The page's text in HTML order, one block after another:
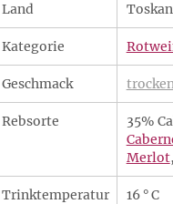
Land
Kategorie
Geschmack
Rebsorte
35%
Merlot
Trinktemperatur 16 ° C